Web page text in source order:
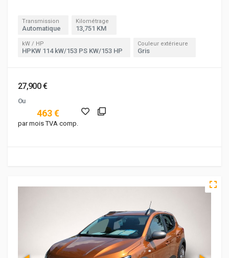
Transmission
Automatique
Kilométrage
13,751 KM
kW / HP
HPKW 114 kW/153 PS KW/153 HP
Couleur extérieure
Gris
27,900 €
Ou
463 €
par mois TVA comp.